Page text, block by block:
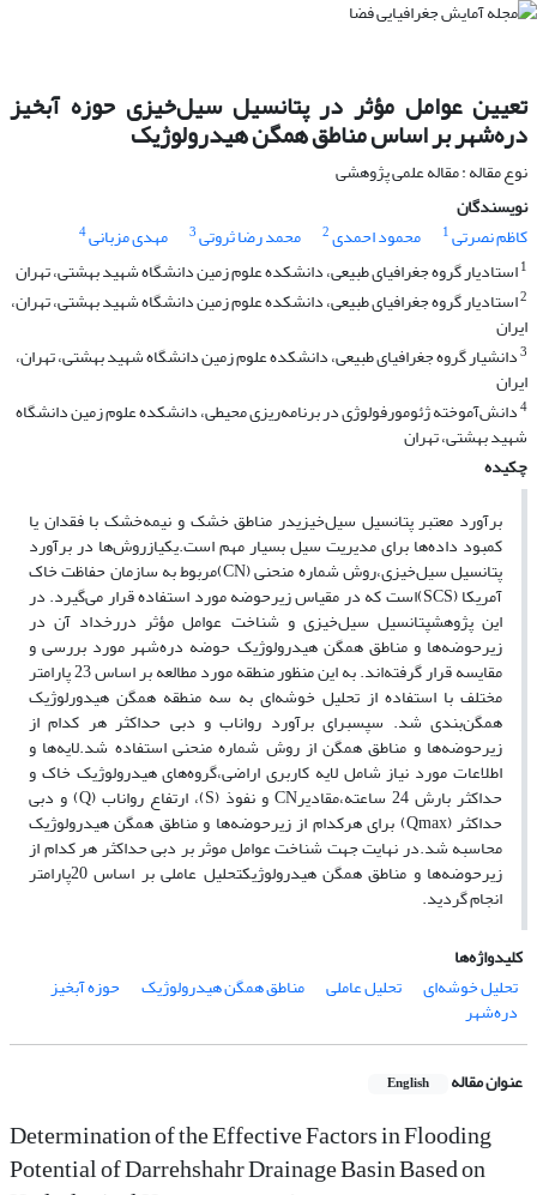
تعیین عوامل مؤثر در پتانسیل سیل‌خیزی حوزه آبخیز
دره‌شهر بر اساس مناطق همگن هیدرولوژیک
نوع مقاله : مقاله علمی پژوهشی
نویسندگان
کاظم نصرتی1 محمود احمدی2 محمد رضا ثروتی3 مهدی مزبانی4
1استادیار گروه جغرافیای طبیعی، دانشکده علوم زمین دانشگاه شهید بهشتی، تهران
2استادیار گروه جغرافیای طبیعی، دانشکده علوم زمین دانشگاه شهید بهشتی، تهران،
ایران
3دانشیار گروه جغرافیای طبیعی، دانشکده علوم زمین دانشگاه شهید بهشتی، تهران،
ایران
4دانش‌آموخته ژئومورفولوژی در برنامه‌ریزی محیطی، دانشکده علوم زمین دانشگاه
شهید بهشتی، تهران
چکیده
برآورد معتبر پتانسیل سیل‌خیزیدر مناطق خشک و نیمه‌خشک با فقدان یا
کمبود داده‌ها برای مدیریت سیل بسیار مهم است.یکیازروش‌‌ها در برآورد
پتانسیل سیل‌خیزی،روش شماره منحنی (CN)مربوط به سازمان حفاظت خاک
آمریکا (SCS)است که در مقیاس زیرحوضه مورد استفاده قرار می‌گیرد. در
این پژوهشپتانسیل سیل‌خیزی و شناخت عوامل مؤثر دررخداد آن در
زیرحوضه‌ها و مناطق همگن هیدرولوژیک حوضه دره‌شهر مورد بررسی و
مقایسه قرار گرفته‌اند. به این منظور منطقه مورد مطالعه بر اساس 23 پارامتر
مختلف با استفاده از تحلیل خوشه‌ای به سه منطقه همگن هیدورلوژیک
همگن‌بندی شد. سپسبرای برآورد رواناب و دبی حداکثر هر کدام از
زیرحوضه‌ها و مناطق همگن از روش شماره منحنی استفاده شد.لایه‌ها و
اطلاعات مورد نیاز شامل لایه کاربری اراضی،گروه‌های هیدرولوژیک خاک و
حداکثر بارش 24 ساعته،مقادیرCN و نفوذ (S)، ارتفاع رواناب (Q) و دبی
حداکثر (Qmax) برای هرکدام از زیرحوضه‌ها و مناطق همگن هیدرولوژیک
محاسبه شد.در نهایت جهت شناخت عوامل موثر بر دبی حداکثر هر کدام از
زیرحوضه‌ها و مناطق همگن هیدرولوژیکتحلیل عاملی بر اساس 20پارامتر
انجام گردید.
کلیدواژه‌ها
تحلیل خوشه‌ای
تحلیل عاملی مناطق همگن هیدرولوژیک حوزه آبخیز
دره‌شهر
عنوان مقاله English
Determination of the Effective Factors in Flooding
Potential of Darrehshahr Drainage Basin Based on